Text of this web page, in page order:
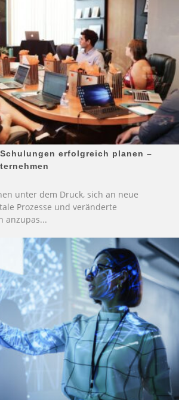
erfolgreich planen –
unter dem Druck, sich an neue
Prozesse und veränderte
anzupas...